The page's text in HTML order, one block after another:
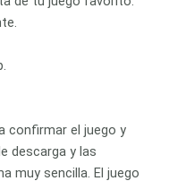
confirmar el juego y
descarga y las
muy sencilla. El juego